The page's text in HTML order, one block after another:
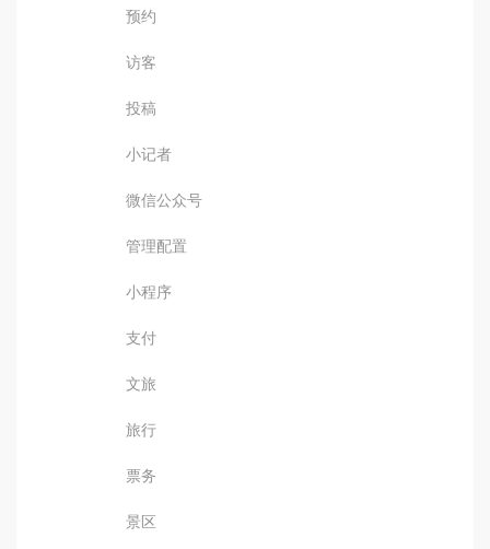
预约
访客
投稿
小记者
微信公众号
管理配置
小程序
支付
文旅
旅行
票务
景区